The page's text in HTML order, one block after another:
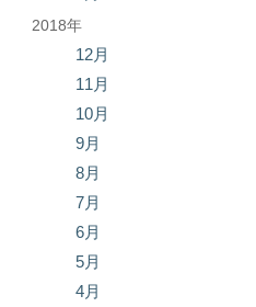
2018年
12月
11月
10月
9月
8月
7月
6月
5月
4月